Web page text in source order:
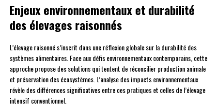
Enjeux environnementaux et durabilité
des élevages raisonnés
L’élevage raisonné s’inscrit dans une réflexion globale sur la durabilité des
systèmes alimentaires. Face aux défis environnementaux contemporains, cette
approche propose des solutions qui tentent de réconcilier production animale
et préservation des écosystèmes. L’analyse des impacts environnementaux
révèle des différences significatives entre ces pratiques et celles de l’élevage
intensif conventionnel.